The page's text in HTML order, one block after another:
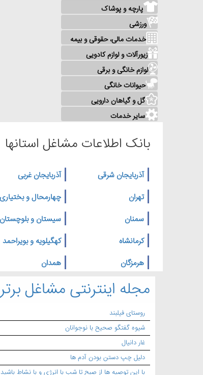
پارچه و پوشاک
ورزشی
خدمات مالی، حقوقی و بیمه
زیورآلات و لوازم کادویی
لوازم خانگی و برقی
حیوانات خانگی
گل و گیاهان دارویی
سایر خدمات
بانک اطلاعات مشاغل استانها
آذربایجان شرقی آذربایجان غربی
تهران
چهارمحال و بختیاری
سمنان
سیستان و بلوچستان
کرمانشاه
کهگیلویه و بویراحمد
هرمزگان
همدان
مجله اینترنتی مشاغل برتر
روستای فیلبند
شیوه گفتگو صحیح با نوجوانان
غار دانیال
دلیل چپ دستن بودن آدم ها
با این توصیه ها از صبح تا شب با انرژی و با نشاط باشید